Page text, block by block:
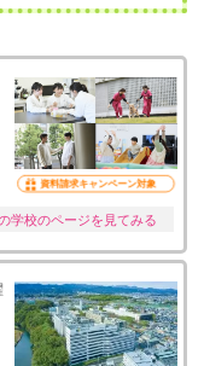
資料請求キャンペーン対象
学校のページを見てみる